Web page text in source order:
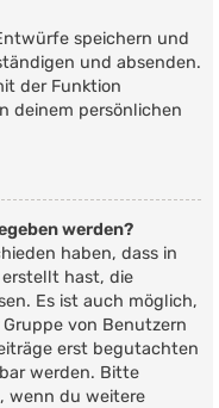
speichern und
und absenden.
der Funktion
deinem persönlichen
werden?
haben, dass in
hast, die
Es ist auch möglich,
von Benutzern
erst begutachten
werden. Bitte
wenn du weitere